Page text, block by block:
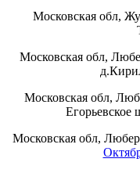
Московская обл,
Московская обл,
Московская обл,
Егорьевское
Московская обл,